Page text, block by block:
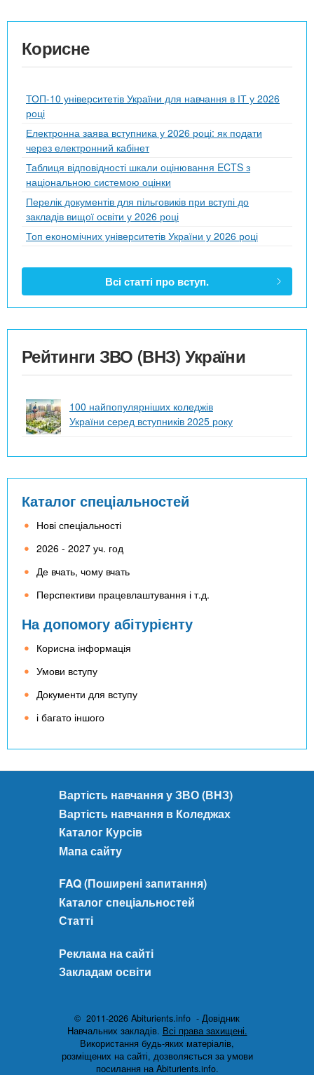
Корисне
ТОП-10 університетів України для навчання в ІТ у 2026
році
Електронна заява вступника у 2026 році: як подати
через електронний кабінет
Таблиця відповідності шкали оцінювання ECTS з
національною системою оцінки
Перелік документів для пільговиків при вступі до
закладів вищої освіти у 2026 році
Топ економічних університетів України у 2026 році
Всі статті про вступ.
Рейтинги ЗВО (ВНЗ) України
100 найпопулярніших коледжів
України серед вступників 2025 року
Каталог спеціальностей
Нові спеціальності
2026 - 2027 уч. год
Де вчать, чому вчать
Перспективи працевлаштування і т.д.
На допомогу абітурієнту
Корисна інформація
Умови вступу
Документи для вступу
і багато іншого
Вартість навчання у ЗВО (ВНЗ)
Вартість навчання в Коледжах
Каталог Курсів
Мапа сайту
FAQ (Поширені запитання)
Каталог спеціальностей
Статті
Реклама на сайті
Закладам освіти
© 2011-2026 Abiturients.info - Довідник
Навчальних закладів. Всі права захищені.
Використання будь-яких матеріалів,
розміщених на сайті, дозволяється за умови
посилання на Abiturients.info.